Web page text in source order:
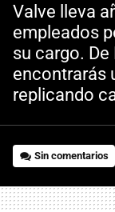
Valve lleva
empleados
su cargo.
encontrarás
replicando
Sin comentarios